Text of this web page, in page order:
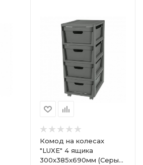
Комод на колесах
"LUXE" 4 ящика
300х385х690мм (Серый)